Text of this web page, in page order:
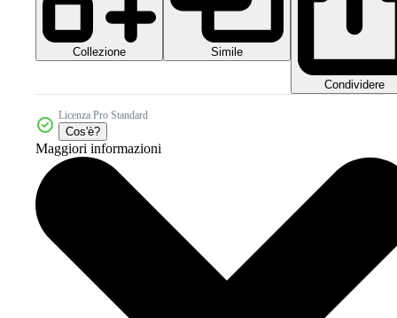
Collezione Simile
Condividere
Licenza Pro Standard
Cos'è?
Maggiori informazioni